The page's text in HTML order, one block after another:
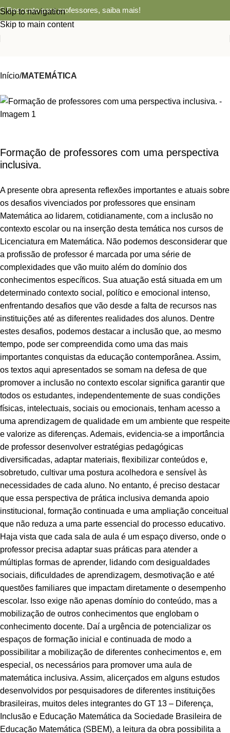
Skip to navigation
Skip to main content
Desconto para professores, saiba mais!
Início MATEMÁTICA
Formação de professores com uma perspectiva
inclusiva.
A presente obra apresenta reflexões importantes e atuais sobre
os desafios vivenciados por professores que ensinam
Matemática ao lidarem, cotidianamente, com a inclusão no
contexto escolar ou na inserção desta temática nos cursos de
Licenciatura em Matemática. Não podemos desconsiderar que
a profissão de professor é marcada por uma série de
complexidades que vão muito além do domínio dos
conhecimentos específicos. Sua atuação está situada em um
determinado contexto social, político e emocional intenso,
enfrentando desafios que vão desde a falta de recursos nas
instituições até as diferentes realidades dos alunos. Dentre
estes desafios, podemos destacar a inclusão que, ao mesmo
tempo, pode ser compreendida como uma das mais
importantes conquistas da educação contemporânea. Assim,
os textos aqui apresentados se somam na defesa de que
promover a inclusão no contexto escolar significa garantir que
todos os estudantes, independentemente de suas condições
físicas, intelectuais, sociais ou emocionais, tenham acesso a
uma aprendizagem de qualidade em um ambiente que respeite
e valorize as diferenças. Ademais, evidencia-se a importância
de professor desenvolver estratégias pedagógicas
diversificadas, adaptar materiais, flexibilizar conteúdos e,
sobretudo, cultivar uma postura acolhedora e sensível às
necessidades de cada aluno. No entanto, é preciso destacar
que essa perspectiva de prática inclusiva demanda apoio
institucional, formação continuada e uma ampliação conceitual
que não reduza a uma parte essencial do processo educativo.
Haja vista que cada sala de aula é um espaço diverso, onde o
professor precisa adaptar suas práticas para atender a
múltiplas formas de aprender, lidando com desigualdades
sociais, dificuldades de aprendizagem, desmotivação e até
questões familiares que impactam diretamente o desempenho
escolar. Isso exige não apenas domínio do conteúdo, mas a
mobilização de outros conhecimentos que englobam o
conhecimento docente. Daí a urgência de potencializar os
espaços de formação inicial e continuada de modo a
possibilitar a mobilização de diferentes conhecimentos e, em
especial, os necessários para promover uma aula de
matemática inclusiva. Assim, alicerçados em alguns estudos
desenvolvidos por pesquisadores de diferentes instituições
brasileiras, muitos deles integrantes do GT 13 – Diferença,
Inclusão e Educação Matemática da Sociedade Brasileira de
Educação Matemática (SBEM), a leitura da obra possibilita a